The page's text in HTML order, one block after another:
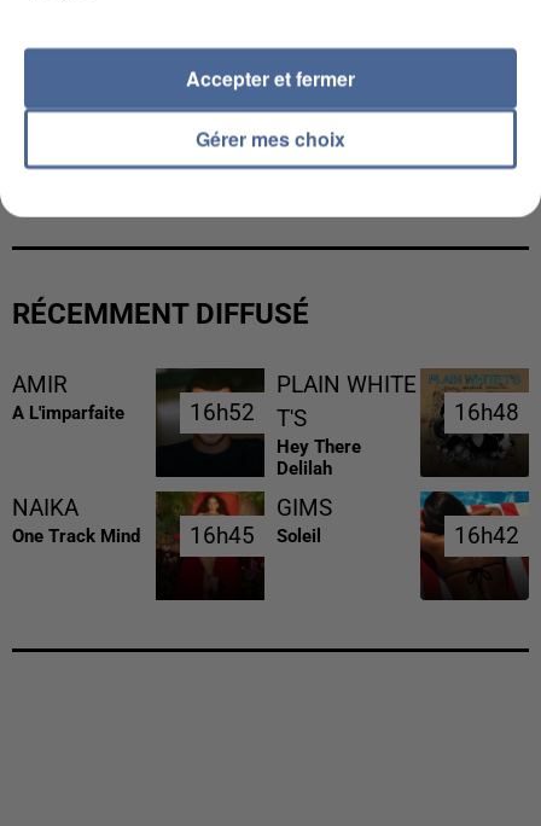
LES DONNÉES DE 300 000 CLIENTS DÉROBÉES À
RÉCEMMENT DIFFUSÉ
AMIR
A L'imparfaite 16h52
16h52
PLAIN WHITE
T'S
Hey There
Delilah
16h48
16h48
NAIKA
One Track Mind 16h45
16h45
GIMS
Soleil 16h42
16h42
Gérer mes choix
Accepter et fermer